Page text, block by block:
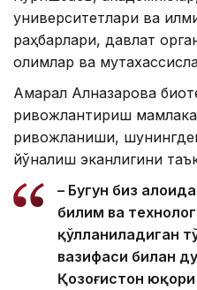
университетлари ва
раҳбарлари, давлат
олимлар ва
Ақмарал Алназарова
ривожлантириш
ривожланиши,
йўналиш эканлигини
– Бугун биз
билим ва
қўлланиладиган
вазифаси билан
Қозоғистон юқори